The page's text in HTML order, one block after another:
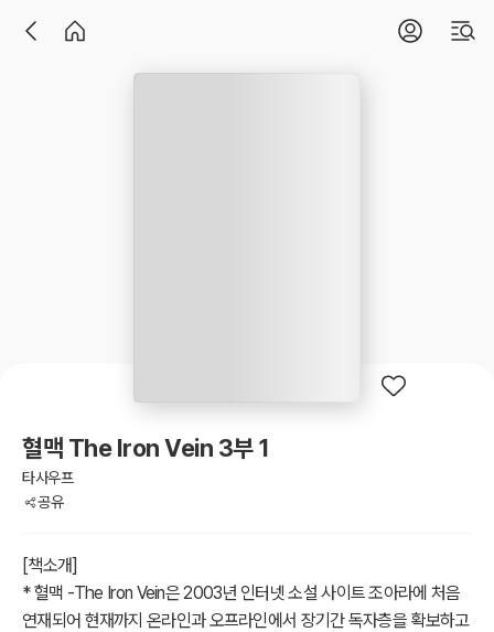
혈맥 The Iron Vein 3부 1
타사우프
공유
[책소개]
* 혈맥 -The Iron Vein은 2003년 인터넷 소설 사이트 조아라에 처음
연재되어 현재까지 온라인과 오프라인에서 장기간 독자층을 확보하고